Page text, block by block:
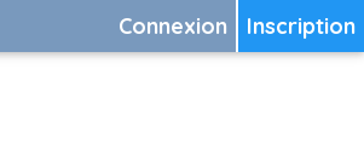
Inscription
Connexion